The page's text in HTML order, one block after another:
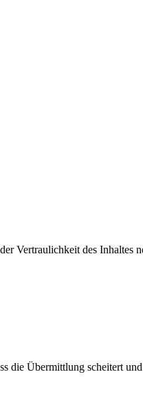
Vertraulichkeit des
die Übermittlung scheitert